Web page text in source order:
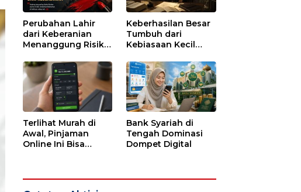
Perubahan Lahir
dari Keberanian
Menanggung Risiko,
dari Kesendirian
Keberhasilan Besar
Tumbuh dari
Kebiasaan Kecil
dengan Sabar
Terlihat Murah di
Awal, Pinjaman
Online Ini Bisa
Bank Syariah di
Tengah Dominasi
Dompet Digital